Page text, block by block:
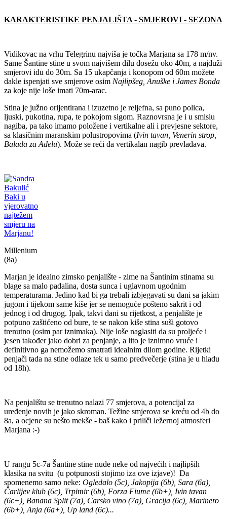
KARAKTERISTIKE PENJALIŠTA - SMJEROVI - SEZONA
Vidikovac na vrhu Telegrinu najviša je točka Marjana sa 178 m/nv.
Same Šantine stine u svom najvišem dilu dosežu oko 40m, a najduži
smjerovi idu do 30m. Sa 15 ukapčanja i konopom od 60m možete
dakle ispenjati sve smjerove osim Najlipšeg, Anuške i James Bonda
za koje nije loše imati 70m-arac.
Stina je južno orijentirana i izuzetno je reljefna, sa puno polica,
ljuski, pukotina, rupa, te pokojom sigom. Raznovrsna je i u smislu
nagiba, pa tako imamo položene i vertikalne ali i prevjesne sektore,
sa klasičnim maranskim polustropovima (Ivin tavan, Venerin strop,
Balada za Adelu). Može se reći da vertikalan nagib prevladava.
Millenium
(8a)
Marjan je idealno zimsko penjalište - zime na Šantinim stinama su
blage sa malo padalina, dosta sunca i uglavnom ugodnim
temperaturama. Jedino kad bi ga trebali izbjegavati su dani sa jakim
jugom i tijekom same kiše jer se nemoguće pošteno sakrit i od
jednog i od drugog. Ipak, takvi dani su rijetkost, a penjalište je
potpuno zaštićeno od bure, te se nakon kiše stina suši gotovo
trenutno (osim par iznimaka). Nije loše naglasiti da su proljeće i
jesen također jako dobri za penjanje, a lito je iznimno vruće i
definitivno ga nemožemo smatrati idealnim dilom godine. Rijetki
penjači tada na stine odlaze tek u samo predvečerje (stina je u hladu
od 18h).
Na penjalištu se trenutno nalazi 77 smjerova, a potencijal za
uređenje novih je jako skroman. Težine smjerova se kreću od 4b do
8a, a ocjene su nešto mekše - baš kako i priliči ležernoj atmosferi
Marjana :-)
U rangu 5c-7a Šantine stine nude neke od najvećih i najlipših
klasika na svitu (u potpunosti stojimo iza ove izjave)! Da
spomenemo samo neke: Ogledalo (5c), Jakopija (6b), Sara (6a),
Čarlijev klub (6c), Trpimir (6b), Forza Fiume (6b+), Ivin tavan
(6c+), Banana Split (7a), Carsko vino (7a), Gracija (6c), Marinero
(6b+), Anja (6a+), Up land (6c)...